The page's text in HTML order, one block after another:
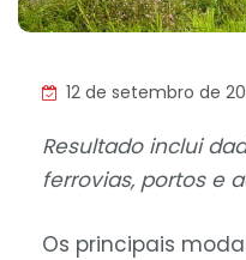
12 de setembro de
Resultado inclui
ferrovias, portos e
Os principais